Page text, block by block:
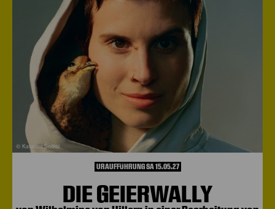
© Katarina Šoškić
URAUFFÜHRUNG SA 15.05.27
DIE GEIERWALLY